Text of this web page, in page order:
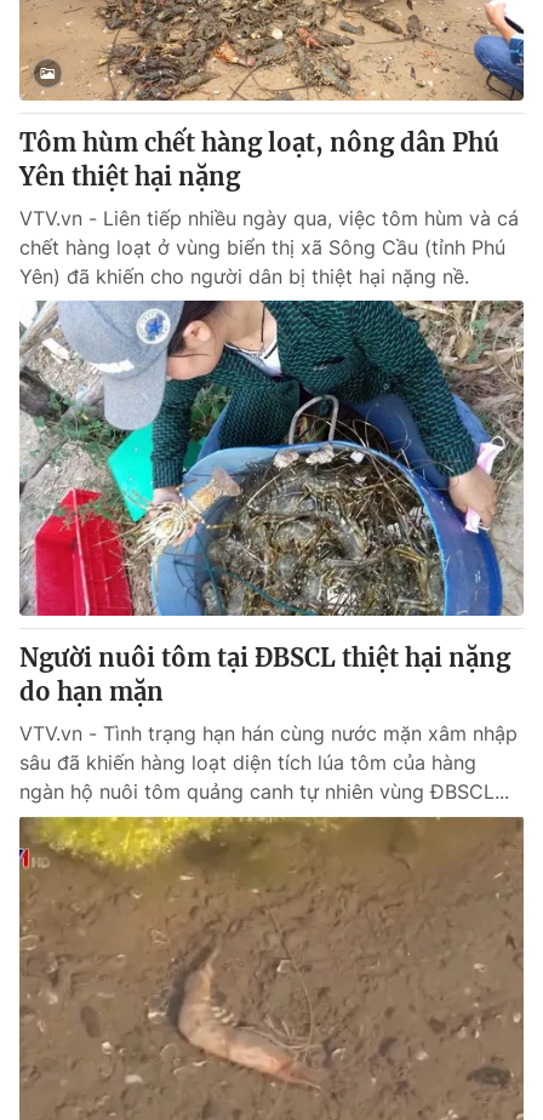
Tôm hùm chết hàng loạt, nông dân Phú
Yên thiệt hại nặng
VTV.vn - Liên tiếp nhiều ngày qua, việc tôm hùm và cá
chết hàng loạt ở vùng biển thị xã Sông Cầu (tỉnh Phú
Yên) đã khiến cho người dân bị thiệt hại nặng nề.
Người nuôi tôm tại ĐBSCL thiệt hại nặng
do hạn mặn
VTV.vn - Tình trạng hạn hán cùng nước mặn xâm nhập
sâu đã khiến hàng loạt diện tích lúa tôm của hàng
ngàn hộ nuôi tôm quảng canh tự nhiên vùng ĐBSCL...